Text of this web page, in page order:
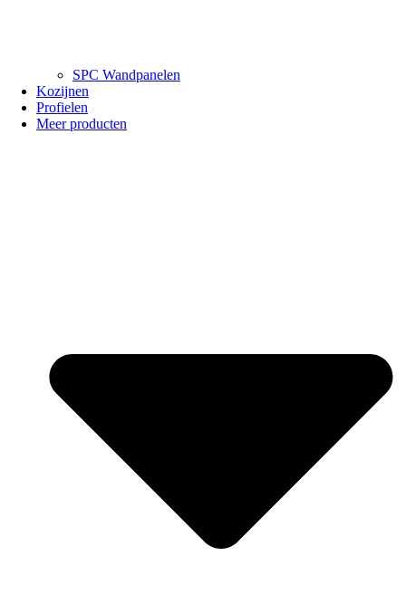
SPC Wandpanelen
Kozijnen
Profielen
Meer producten